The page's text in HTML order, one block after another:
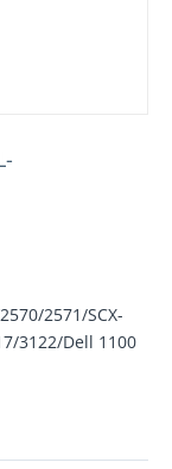
2571/SCX-
3122/Dell 1100